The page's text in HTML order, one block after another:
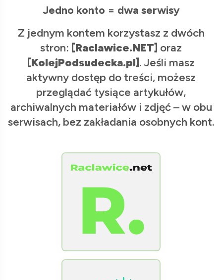
Jedno konto = dwa serwisy
Z jednym kontem korzystasz z dwóch
stron: [Raclawice.NET] oraz
[KolejPodsudecka.pl]. Jeśli masz
aktywny dostęp do treści, możesz
przeglądać tysiące artykułów,
archiwalnych materiałów i zdjęć – w obu
serwisach, bez zakładania osobnych kont.